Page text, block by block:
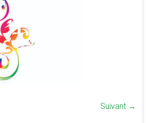
Suivant →